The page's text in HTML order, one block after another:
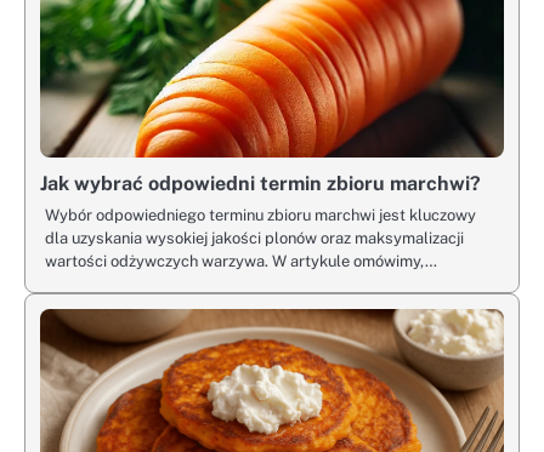
Jak wybrać odpowiedni termin zbioru marchwi?
Wybór odpowiedniego terminu zbioru marchwi jest kluczowy
dla uzyskania wysokiej jakości plonów oraz maksymalizacji
wartości odżywczych warzywa. W artykule omówimy,…